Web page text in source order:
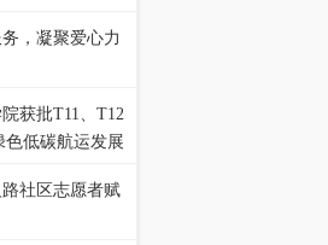
，凝聚爱心力
获批T11、T12
低碳航运发展
社区志愿者赋